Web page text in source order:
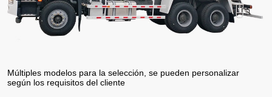
Múltiples modelos para la selección, se pueden personalizar
según los requisitos del cliente